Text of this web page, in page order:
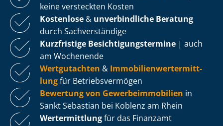
keine versteckten Kosten
Kostenlose & unverbindliche Beratung
durch Sachverständige
Kurzfristige Be­sich­ti­gungs­ter­mi­ne | auch
am Wochenende
Wertgutachten & Im­mo­bi­li­en­wert­ermitt­
lungfür Be­triebs­ver­mö­gen
Bewertung von Ge­wer­be­im­mo­bi­li­en in
Sankt Sebastian bei Koblenz am Rhein
Wertermittlungfür das Finanzamt